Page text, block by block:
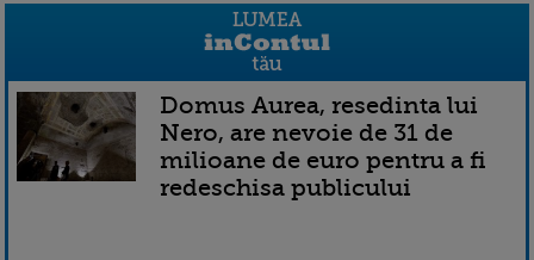
Domus Aurea, resedinta lui
Nero, are nevoie de 31 de
milioane de euro pentru a fi
redeschisa publicului